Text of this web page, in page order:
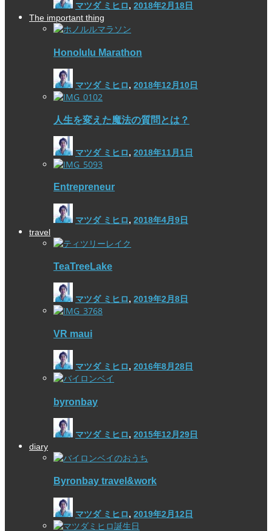
マツダ ミヒロ, 2018年2月18日
The important thing
Honolulu Marathon
マツダ ミヒロ, 2018年12月10日
人生を変えた魔法の質問とは？
マツダ ミヒロ, 2018年11月1日
Entrepreneur
マツダ ミヒロ, 2018年4月9日
travel
TeaTreeLake
マツダ ミヒロ, 2019年2月8日
VR maui
マツダ ミヒロ, 2016年8月28日
byronbay
マツダ ミヒロ, 2015年12月29日
diary
Byronbay travel&work
マツダ ミヒロ, 2019年2月12日